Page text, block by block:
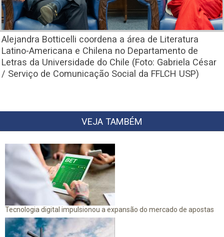
Alejandra Botticelli coordena a área de Literatura
Latino-Americana e Chilena no Departamento de
Letras da Universidade do Chile (Foto: Gabriela César
/ Serviço de Comunicação Social da FFLCH USP)
VEJA TAMBÉM
Tecnologia digital impulsionou a expansão do mercado de apostas